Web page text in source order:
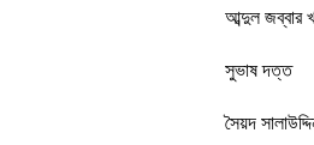
আব্দুল জব্বার
সুভাষ দত্ত
সৈয়দ